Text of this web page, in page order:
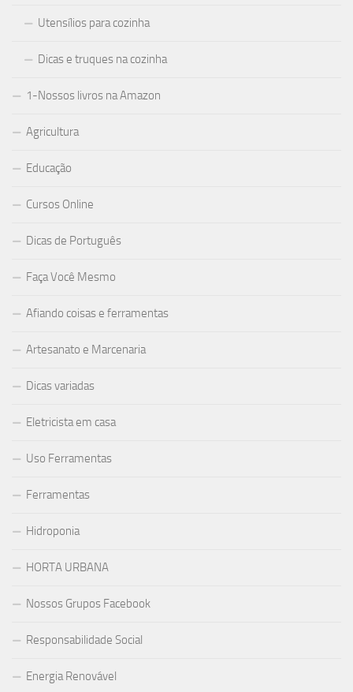
Utensílios para cozinha
Dicas e truques na cozinha
1-Nossos livros na Amazon
Agricultura
Educação
Cursos Online
Dicas de Português
Faça Você Mesmo
Afiando coisas e ferramentas
Artesanato e Marcenaria
Dicas variadas
Eletricista em casa
Uso Ferramentas
Ferramentas
Hidroponia
HORTA URBANA
Nossos Grupos Facebook
Responsabilidade Social
Energia Renovável